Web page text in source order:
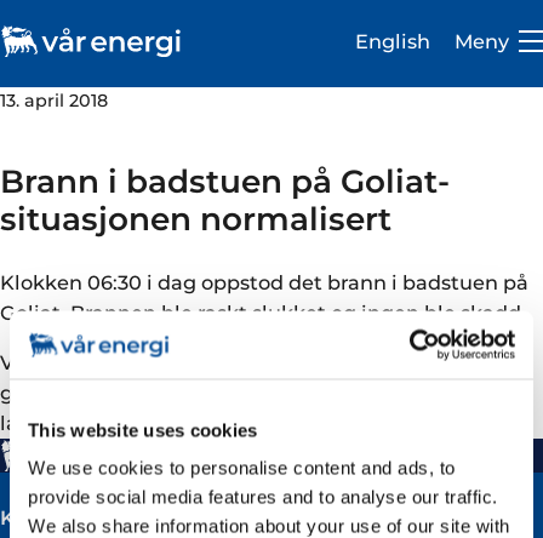
This website uses cookies
We use cookies to personalise content and ads, to
provide social media features and to analyse our traffic.
We also share information about your use of our site with
Karriere
Om oss
Vår virksomhet
Bærekraft
Medie- og presserom
English Meny
13. april 2018
Brann i badstuen på Goliat-
situasjonen normalisert
Klokken 06:30 i dag oppstod det brann i badstuen på
Goliat. Brannen ble raskt slukket og ingen ble skadd.
Vi ser alvorlig på hendelsen og vil igangsette en
granskning for å finne årsakssammenhenger og
læringspunkter.
Kontakt